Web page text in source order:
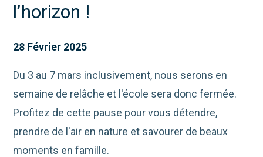
l’horizon !
28 Février 2025
Du 3 au 7 mars inclusivement, nous serons en
semaine de relâche et l'école sera donc fermée.
Profitez de cette pause pour vous détendre,
prendre de l'air en nature et savourer de beaux
moments en famille.